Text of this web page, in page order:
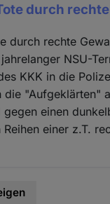
durch rechte
durch rechte
NSU-
KKK in die
die "Aufgeklärten"
gegen einen
einer z.T.